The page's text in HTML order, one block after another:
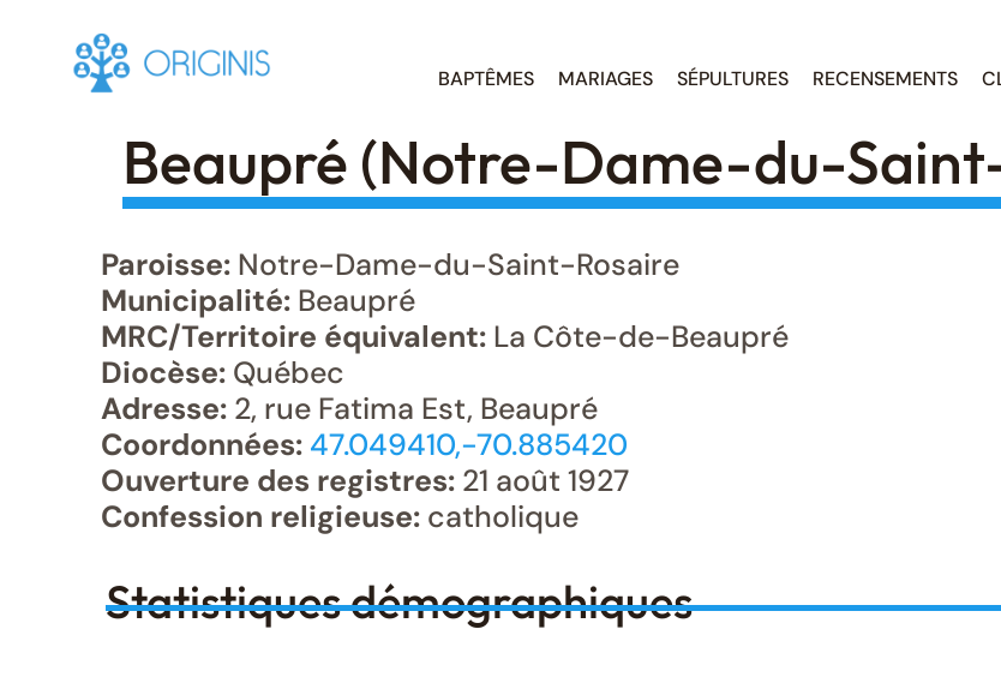
BAPTÊMES MARIAGES SÉPULTURES RECENSEMENTS
Beaupré (Notre-Dame-du-
Paroisse: Notre-Dame-du-Saint-Rosaire
Municipalité: Beaupré
MRC/Territoire équivalent: La Côte-de-Beaupré
Diocèse: Québec
Adresse: 2, rue Fatima Est, Beaupré
Coordonnées: 47.049410,-70.885420
Ouverture des registres: 21 août 1927
Confession religieuse: catholique
Statistiques démographiques